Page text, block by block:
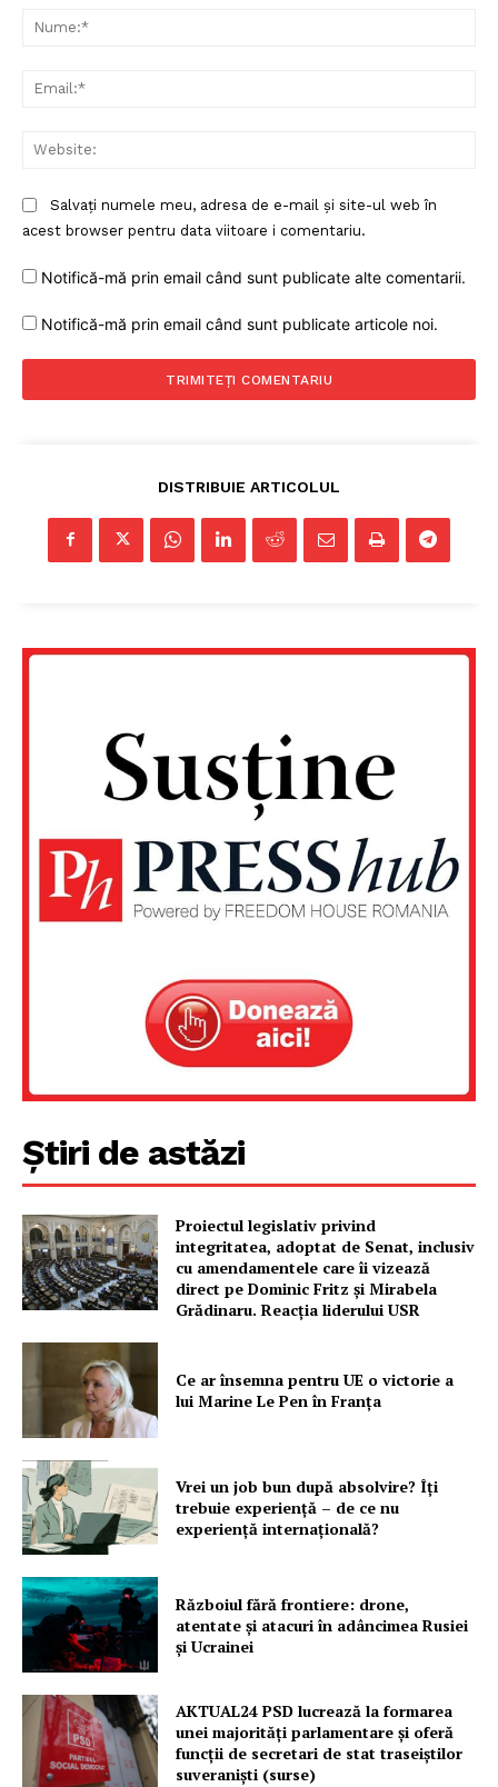
Un proiect
PRESShub
Despre noi / Echipa
Proiecte editoriale
Rețea
Salvați numele meu, adresa de e-mail și site-ul web în
acest browser pentru data viitoare i comentariu.
Notifică-mă prin email când sunt publicate alte comentarii.
Notifică-mă prin email când sunt publicate articole noi.
DISTRIBUIE ARTICOLUL
Știri de astăzi
Proiectul legislativ privind
integritatea, adoptat de Senat, inclusiv
cu amendamentele care îi vizează
direct pe Dominic Fritz și Mirabela
Grădinaru. Reacția liderului USR
Ce ar însemna pentru UE o victorie a
lui Marine Le Pen în Franța
Vrei un job bun după absolvire? Îți
trebuie experiență – de ce nu
experiență internațională?
Războiul fără frontiere: drone,
atentate și atacuri în adâncimea Rusiei
și Ucrainei
AKTUAL24 PSD lucrează la formarea
unei majorităţi parlamentare și oferă
funcții de secretari de stat traseiștilor
suveraniști (surse)